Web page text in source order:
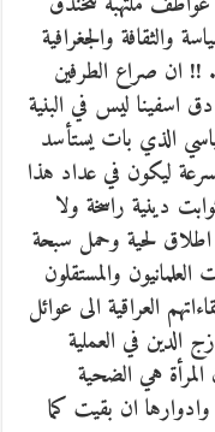
والثقافة والجغرافية
!! ان صراع الطرفين
اسفينا ليس في البنية
الذي بات يستأسد
ليكون في عداد هذا
دينية راسخة ولا
اطلاق لحية وحمل سبحة
والمستقلون
العراقية الى عوائل
في العملية
هي الضحية
ان بقيت كما